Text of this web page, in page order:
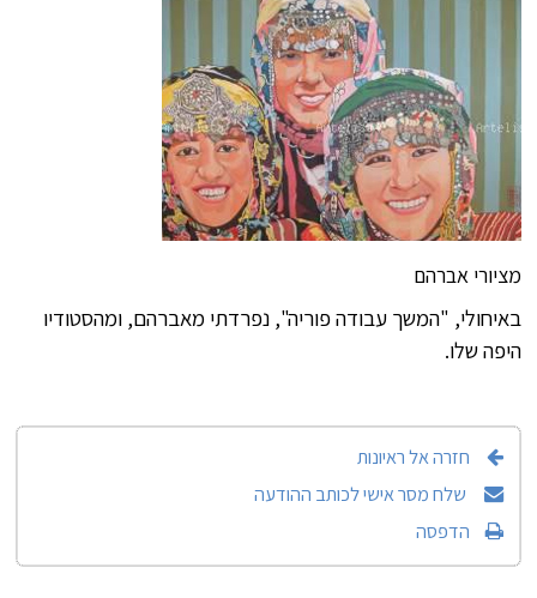
מציורי אברהם
באיחולי, "המשך עבודה פוריה", נפרדתי מאברהם, ומהסטודיו
היפה שלו.
חזרה אל ראיונות
שלח מסר אישי לכותב ההודעה
הדפסה